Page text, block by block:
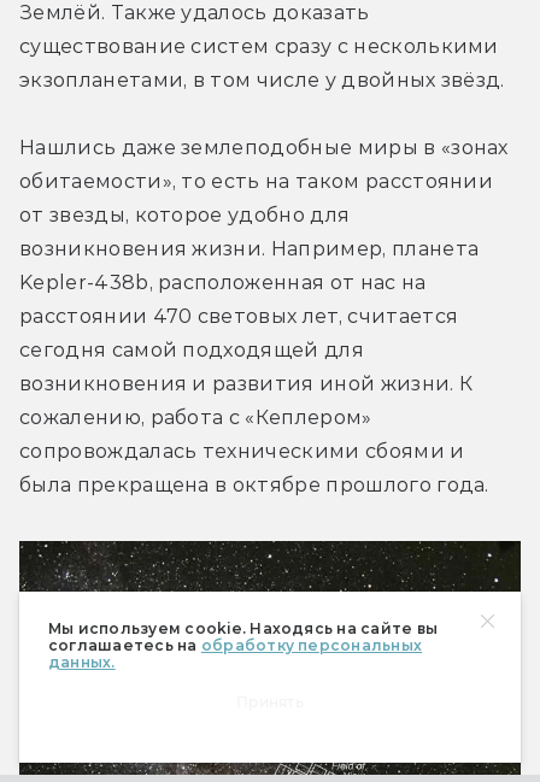
Мы используем cookie. Находясь на сайте вы
соглашаетесь на обработку персональных
данных.
Землёй. Также удалось доказать
существование систем сразу с несколькими
экзопланетами, в том числе у двойных звёзд.
Нашлись даже землеподобные миры в «зонах
обитаемости», то есть на таком расстоянии
от звезды, которое удобно для
возникновения жизни. Например, планета
Kepler-438b, расположенная от нас на
расстоянии 470 световых лет, считается
сегодня самой подходящей для
возникновения и развития иной жизни. К
сожалению, работа с «Кеплером»
сопровождалась техническими сбоями и
была прекращена в октябре прошлого года.